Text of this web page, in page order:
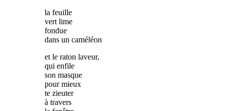
la feuille
vert lime
fondue
dans un caméléon
et le raton laveur,
qui enfile
son masque
pour mieux
te zieuter
à travers